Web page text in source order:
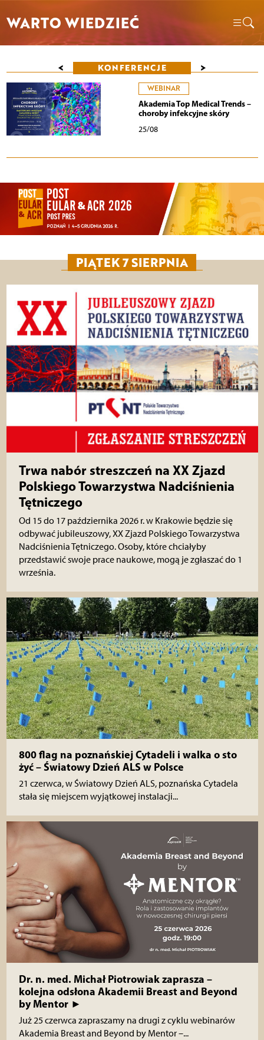
WARTO WIEDZIEĆ
< KONFERENCJE >
WEBINAR
Akademia Top Medical Trends –
choroby infekcyjne skóry
25/08
PIĄTEK 7 SIERPNIA
Trwa nabór streszczeń na XX Zjazd
Polskiego Towarzystwa Nadciśnienia
Tętniczego
Od 15 do 17 października 2026 r. w Krakowie będzie się
odbywać jubileuszowy, XX Zjazd Polskiego Towarzystwa
Nadciśnienia Tętniczego. Osoby, które chciałyby
przedstawić swoje prace naukowe, mogą je zgłaszać do 1
września.
800 flag na poznańskiej Cytadeli i walka o sto
żyć – Światowy Dzień ALS w Polsce
21 czerwca, w Światowy Dzień ALS, poznańska Cytadela
stała się miejscem wyjątkowej instalacji...
Dr. n. med. Michał Piotrowiak zaprasza –
kolejna odsłona Akademii Breast and Beyond
by Mentor ►
Już 25 czerwca zapraszamy na drugi z cyklu webinarów
Akademia Breast and Beyond by Mentor –...